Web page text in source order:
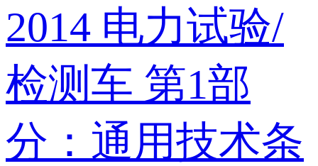
2014 电力试验/
检测车 第1部
分：通用技术条